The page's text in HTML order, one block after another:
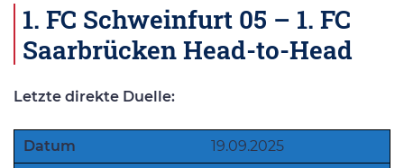
1. FC Schweinfurt 05 – 1. FC
Saarbrücken Head-to-Head
Letzte direkte Duelle:
Datum
19.09.2025